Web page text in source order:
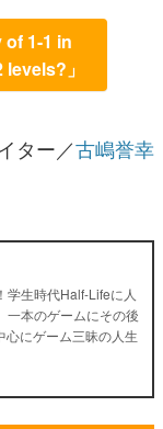
of 1-1 in
」
ター／古嶋誉幸
学生時代Half-Lifeに人
一本のゲームにその後
心にゲーム三昧の人生